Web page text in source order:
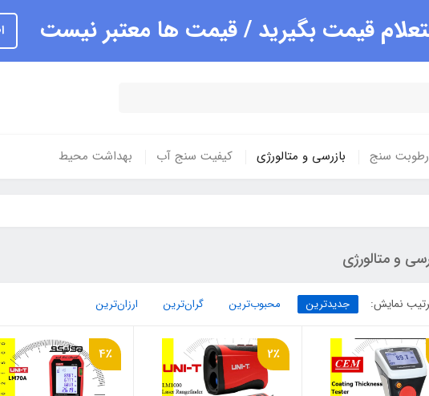
قیمت بگیرید / قیمت ها معتبر نیست
سنج بازرسی و متالورژی کیفیت سنج آب بهداشت محیط
و متالورژی
نمایش: جدیدترین محبوب‌ترین گران‌ترین ارزان‌ترین
2٪ 4٪